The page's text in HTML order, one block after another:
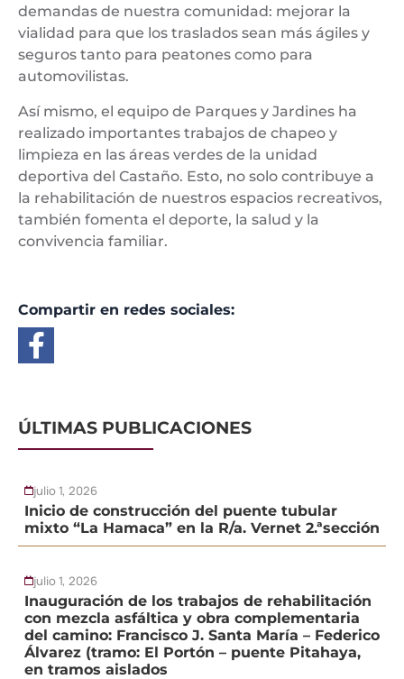
demandas de nuestra comunidad: mejorar la
vialidad para que los traslados sean más ágiles y
seguros tanto para peatones como para
automovilistas.
Así mismo, el equipo de Parques y Jardines ha
realizado importantes trabajos de chapeo y
limpieza en las áreas verdes de la unidad
deportiva del Castaño. Esto, no solo contribuye a
la rehabilitación de nuestros espacios recreativos,
también fomenta el deporte, la salud y la
convivencia familiar.
Compartir en redes sociales:
ÚLTIMAS PUBLICACIONES
julio 1, 2026
Inicio de construcción del puente tubular
mixto “La Hamaca” en la R/a. Vernet 2.ªsección
julio 1, 2026
Inauguración de los trabajos de rehabilitación
con mezcla asfáltica y obra complementaria
del camino: Francisco J. Santa María – Federico
Álvarez (tramo: El Portón – puente Pitahaya,
en tramos aislados